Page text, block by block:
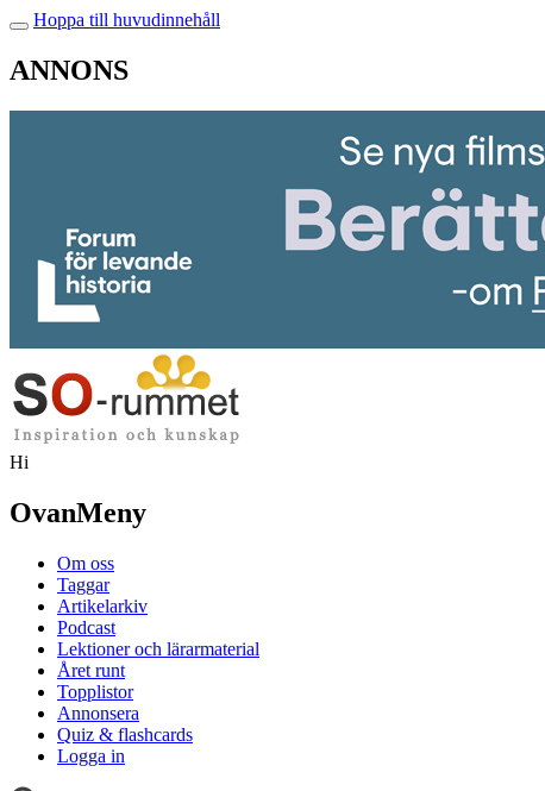
Hoppa till huvudinnehåll
ANNONS
Hi
OvanMeny
Om oss
Taggar
Artikelarkiv
Podcast
Lektioner och lärarmaterial
Året runt
Topplistor
Annonsera
Quiz & flashcards
Logga in